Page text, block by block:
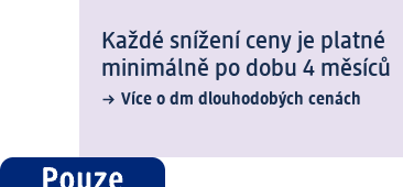
Každé snížení ceny je platné
minimálně po dobu 4 měsíců
Více o dm dlouhodobých cenách